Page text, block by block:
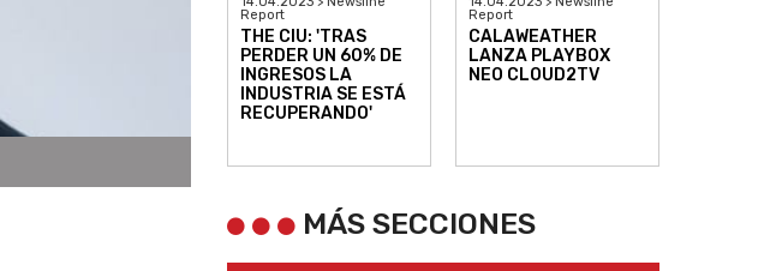
Report
THE CIU: 'TRAS
PERDER UN 60% DE
INGRESOS LA
INDUSTRIA SE ESTÁ
RECUPERANDO'
Report
CALAWEATHER
LANZA PLAYBOX
NEO CLOUD2TV
MÁS SECCIONES